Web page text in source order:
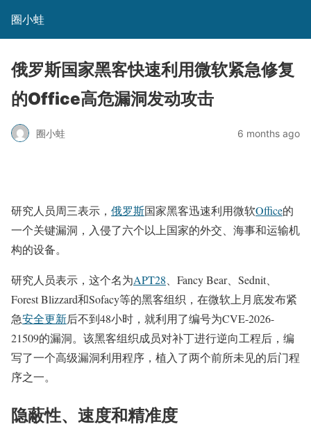
圈小蛙
俄罗斯国家黑客快速利用微软紧急修复
的Office高危漏洞发动攻击
圈小蛙 6 months ago
研究人员周三表示， 俄罗斯国家黑客迅速利用微软Office的
一个关键漏洞，入侵了六个以上国家的外交、海事和运输机
构的设备。
研究人员表示，这个名为APT28 、Fancy Bear、Sednit、
Forest Blizzard和Sofacy等的黑客组织，在微软上月底发布紧
急安全更新后不到48小时，就利用了编号为CVE-2026-
21509的漏洞。该黑客组织成员对补丁进行逆向工程后，编
写了一个高级漏洞利用程序，植入了两个前所未见的后门程
序之一。
隐蔽性、速度和精准度